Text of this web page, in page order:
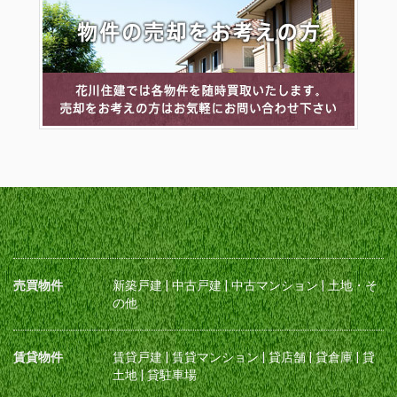
売買物件 新築戸建|中古戸建|中古マンション|土地・そ
の他
賃貸物件 賃貸戸建|賃貸マンション|貸店舗|貸倉庫|貸
土地|貸駐車場